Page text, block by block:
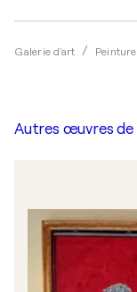
Galerie d'art Peinture
Autres œuvres de